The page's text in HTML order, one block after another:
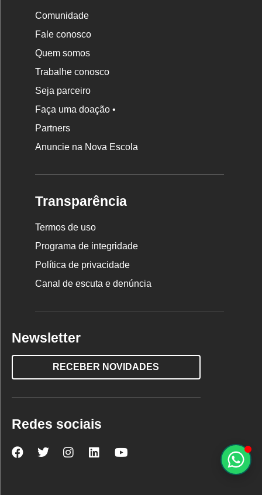
Comunidade
Fale conosco
Quem somos
Trabalhe conosco
Seja parceiro
Faça uma doação •
Partners
Anuncie na Nova Escola
Transparência
Termos de uso
Programa de integridade
Política de privacidade
Canal de escuta e denúncia
Newsletter
RECEBER NOVIDADES
Redes sociais
NovaNova Nova Nova